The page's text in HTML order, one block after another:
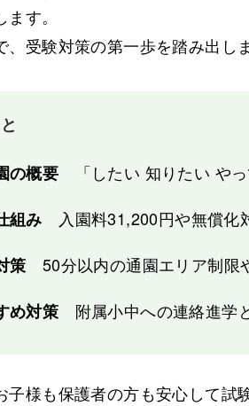
す。
受験対策の第一歩を踏み出し
の概要 「したい 知りたい や
組み 入園料31,200円や無償化
策 50分以内の通園エリア制限
め対策 附属小中への連絡進学
子様も保護者の方も安心して試